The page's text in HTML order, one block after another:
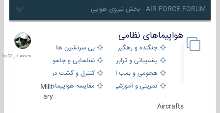
AIR FORCE FORUM - بخش نیروی هوایی
هواپیماهای نظامی
جنگنده و رهگیر
بی سرنشین ها
پشتیبانی و ترابری
شناسایی و جاسوسی
هجومی و بمب افکن
کنترل و گشت دریایی
تمرینی و آموزشی
مقایسه هواپیماهاMilit
ary
Aircrafts
جمعه
در
10:51